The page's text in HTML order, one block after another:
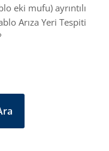
eki mufu) ayrıntılı
Arıza Yeri Tespiti